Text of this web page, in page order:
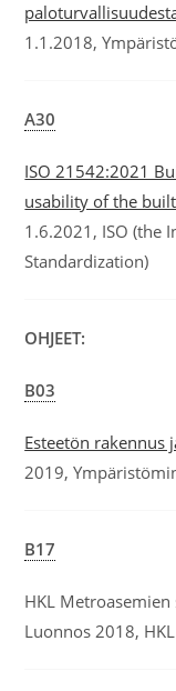
1.1.2018,
A30
ISO 21542:2021
usability of the
1.6.2021, ISO (the
Standardization)
OHJEET:
B03
Esteetön rakennus
2019,
B17
HKL
Luonnos 2018, HKL